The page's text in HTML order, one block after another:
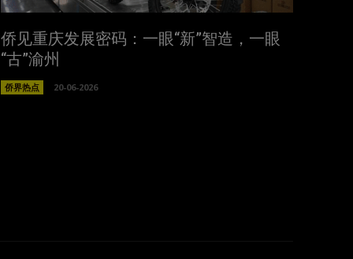
侨见重庆发展密码：一眼“新”智造，一眼
“古”渝州
侨界热点 20-06-2026